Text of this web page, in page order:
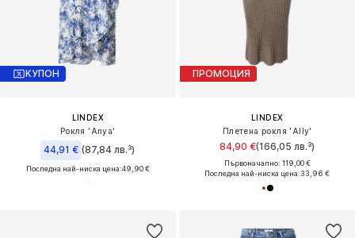
КУПОН
LINDEX
Рокля 'Anya'
44,91 € (87,84 лв.³)
Последна най-ниска цена:49,90 €
ПРОМОЦИЯ
LINDEX
Плетена рокля 'Ally'
84,90 €(166,05 лв.³)
Първоначално: 119,00 €
Последна най-ниска цена:33,96 €